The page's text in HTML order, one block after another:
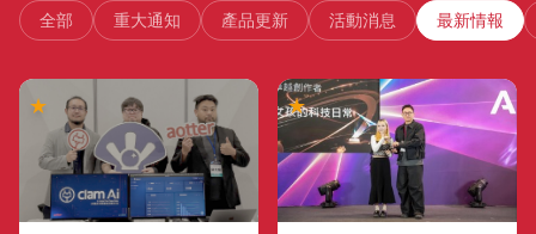
全部 重大通知 產品更新 活動消息 最新情報
★ ★